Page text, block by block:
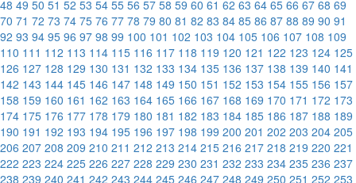
48 49 50 51 52 53 54 55 56 57 58 59 60 61 62 63 64 65 66 67 68 69
70 71 72 73 74 75 76 77 78 79 80 81 82 83 84 85 86 87 88 89 90 91
92 93 94 95 96 97 98 99 100 101 102 103 104 105 106 107 108 109
110 111 112 113 114 115 116 117 118 119 120 121 122 123 124 125
126 127 128 129 130 131 132 133 134 135 136 137 138 139 140 141
142 143 144 145 146 147 148 149 150 151 152 153 154 155 156 157
158 159 160 161 162 163 164 165 166 167 168 169 170 171 172 173
174 175 176 177 178 179 180 181 182 183 184 185 186 187 188 189
190 191 192 193 194 195 196 197 198 199 200 201 202 203 204 205
206 207 208 209 210 211 212 213 214 215 216 217 218 219 220 221
222 223 224 225 226 227 228 229 230 231 232 233 234 235 236 237
238 239 240 241 242 243 244 245 246 247 248 249 250 251 252 253